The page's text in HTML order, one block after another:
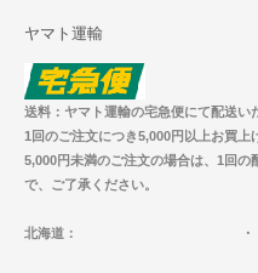
ヤマト運輸
送料：ヤマト運輸の宅急便にて配送い
1回のご注文につき5,000円以上お買上
5,000円未満のご注文の場合は、1回
で、ご了承ください。
北海道 ： ・・